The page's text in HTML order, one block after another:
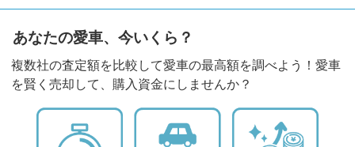
あなたの愛車、今いくら？
複数社の査定額を比較して愛車の最高額を調べよう！愛車
を賢く売却して、購入資金にしませんか？